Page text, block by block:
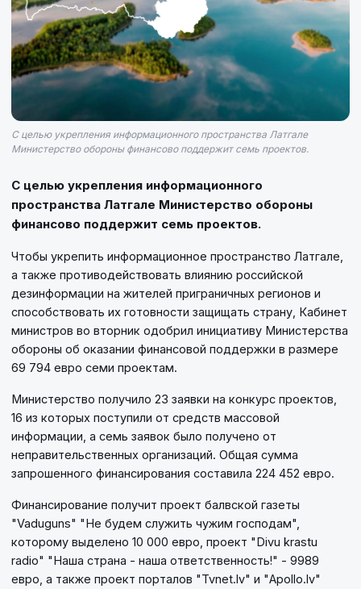
С целью укрепления информационного пространства Латгале
Министерство обороны финансово поддержит семь проектов.
С целью укрепления информационного
пространства Латгале Министерство обороны
финансово поддержит семь проектов.
Чтобы укрепить информационное пространство Латгале,
а также противодействовать влиянию российской
дезинформации на жителей приграничных регионов и
способствовать их готовности защищать страну, Кабинет
министров во вторник одобрил инициативу Министерства
обороны об оказании финансовой поддержки в размере
69 794 евро семи проектам.
Министерство получило 23 заявки на конкурс проектов,
16 из которых поступили от средств массовой
информации, а семь заявок было получено от
неправительственных организаций. Общая сумма
запрошенного финансирования составила 224 452 евро.
Финансирование получит проект балвской газеты
"Vaduguns" "Не будем служить чужим господам",
которому выделено 10 000 евро, проект "Divu krastu
radio" "Наша страна - наша ответственность!" - 9989
евро, а также проект порталов "Tvnet.lv" и "Apollo.lv"